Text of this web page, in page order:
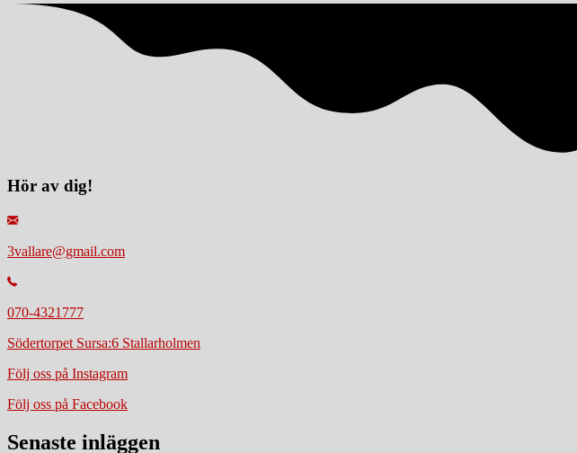
Hör av dig!
3vallare@gmail.com
070-4321777
Södertorpet Sursa:6 Stallarholmen
Följ oss på Instagram
Följ oss på Facebook
Senaste inläggen